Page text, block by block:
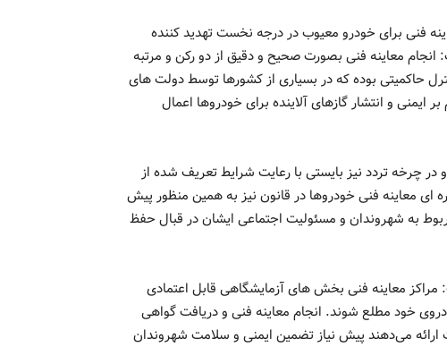
فنی برای خودرو معیوب در درجه نخست تهدید کننده
معاینه فنی بصورت صحیح و دقیق از دو رکن و مرتبه
حاکمیتی بوده که در بسیاری از کشورها توسط دولت های
ایمنی و انتشار گازهای آلاینده برای خودروها اعمال
چرخه تردد نیز بایستی با رعایت شرایط تعریف شده از
ای معاینه فنی خودروها در قانون نیز به همین منظور پیش
به شهروندان و مسئولیت اجتماعی ایشان در قبال حفظ
معاینه فنی بخش های آزمایشگاهی قابل اعتمادی
خود مطلع شوند. انجام معاینه فنی و دریافت گواهی
می‌دهند پیش نیاز تضمین ایمنی و سلامت شهروندان